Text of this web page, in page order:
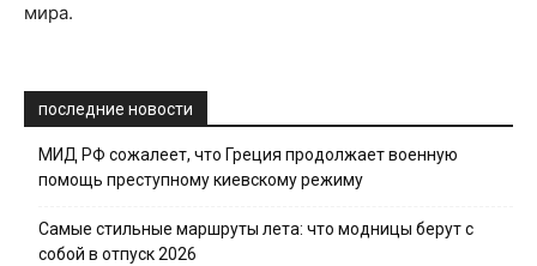
мира.
последние новости
МИД РФ сожалеет, что Греция продолжает военную
помощь преступному киевскому режиму
Самые стильные маршруты лета: что модницы берут с
собой в отпуск 2026